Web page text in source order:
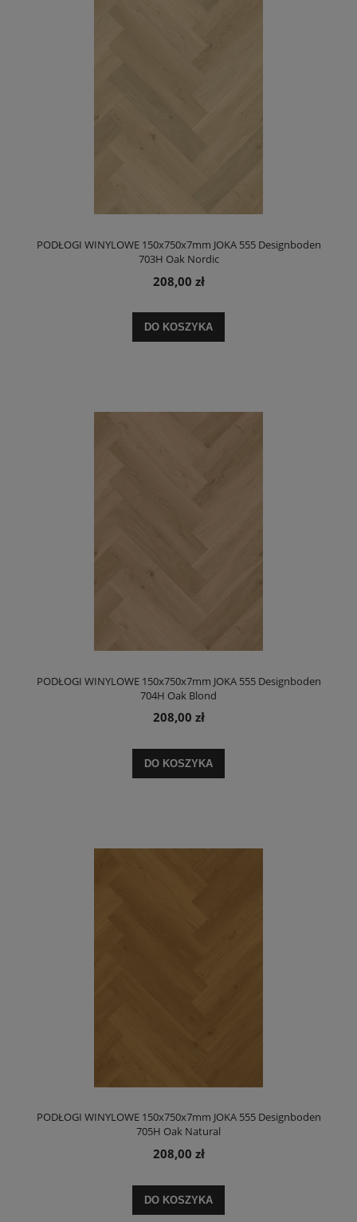
PODŁOGI WINYLOWE 150x750x7mm JOKA 555 Designboden
703H Oak Nordic
208,00 zł
DO KOSZYKA
PODŁOGI WINYLOWE 150x750x7mm JOKA 555 Designboden
704H Oak Blond
208,00 zł
DO KOSZYKA
PODŁOGI WINYLOWE 150x750x7mm JOKA 555 Designboden
705H Oak Natural
208,00 zł
DO KOSZYKA